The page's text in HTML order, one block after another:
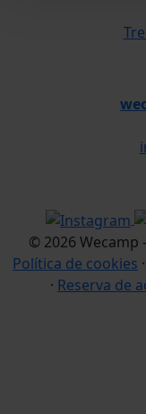
© 2026 Wecamp
Política de cookies ·
· Reserva de